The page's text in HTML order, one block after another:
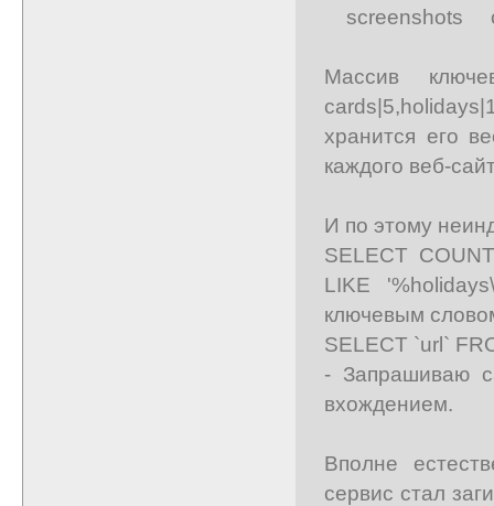
screenshots
Массив
хранится его
каждого веб-
И по этому
SELECT
LIKE
ключевым
SELECT `url`
- Запрашиваю
вхождением.
Вполне
сервис стал